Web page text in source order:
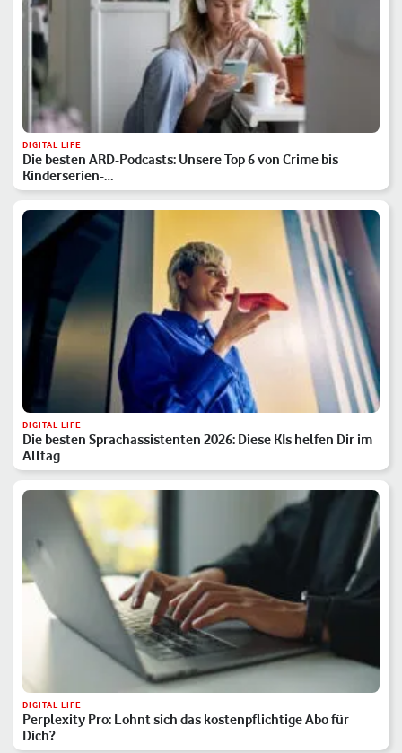
DIGITAL LIFE
Die besten ARD-Podcasts: Unsere Top 6 von Crime bis
Kinderserien-…
DIGITAL LIFE
Die besten Sprachassistenten 2026: Diese KIs helfen Dir im
Alltag
DIGITAL LIFE
Perplexity Pro: Lohnt sich das kostenpflichtige Abo für
Dich?